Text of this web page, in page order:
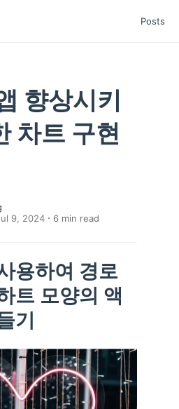
Posts
향상시키
차트 구현
9, 2024
6 min read
용하여 경로
트 모양의 액
기